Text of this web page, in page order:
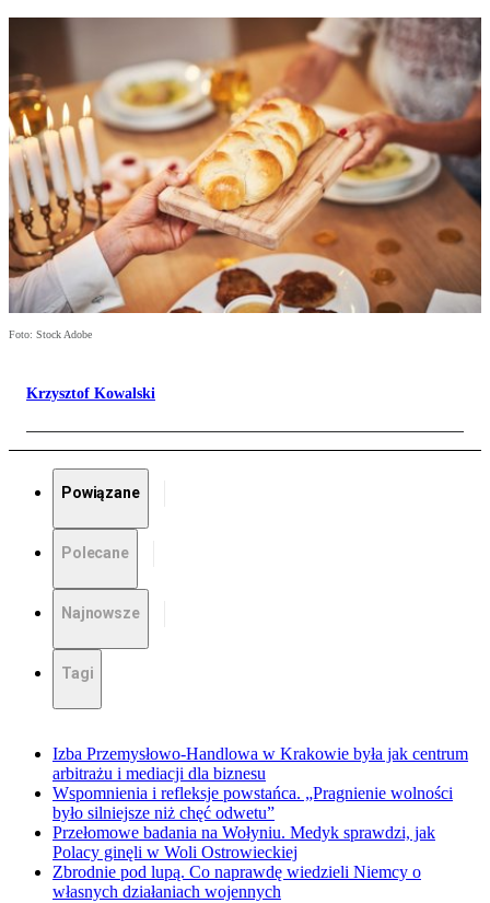
Foto: Stock Adobe
Krzysztof Kowalski
Powiązane
Polecane
Najnowsze
Tagi
Izba Przemysłowo-Handlowa w Krakowie była jak centrum
arbitrażu i mediacji dla biznesu
Wspomnienia i refleksje powstańca. „Pragnienie wolności
było silniejsze niż chęć odwetu”
Przełomowe badania na Wołyniu. Medyk sprawdzi, jak
Polacy ginęli w Woli Ostrowieckiej
Zbrodnie pod lupą. Co naprawdę wiedzieli Niemcy o
własnych działaniach wojennych